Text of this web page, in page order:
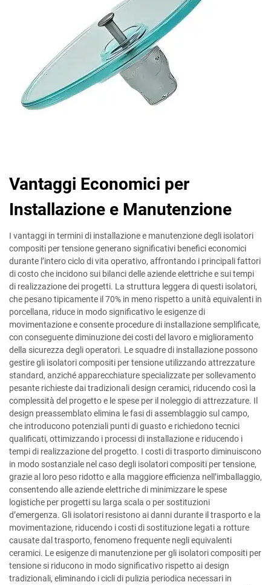
Vantaggi Economici per
Installazione e Manutenzione
I vantaggi in termini di installazione e manutenzione degli isolatori
compositi per tensione generano significativi benefici economici
durante l’intero ciclo di vita operativo, affrontando i principali fattori
di costo che incidono sui bilanci delle aziende elettriche e sui tempi
di realizzazione dei progetti. La struttura leggera di questi isolatori,
che pesano tipicamente il 70% in meno rispetto a unità equivalenti in
porcellana, riduce in modo significativo le esigenze di
movimentazione e consente procedure di installazione semplificate,
con conseguente diminuzione dei costi del lavoro e miglioramento
della sicurezza degli operatori. Le squadre di installazione possono
gestire gli isolatori compositi per tensione utilizzando attrezzature
standard, anziché apparecchiature specializzate per sollevamento
pesante richieste dai tradizionali design ceramici, riducendo così la
complessità del progetto e le spese per il noleggio di attrezzature. Il
design preassemblato elimina le fasi di assemblaggio sul campo,
che introducono potenziali punti di guasto e richiedono tecnici
qualificati, ottimizzando i processi di installazione e riducendo i
tempi di realizzazione del progetto. I costi di trasporto diminuiscono
in modo sostanziale nel caso degli isolatori compositi per tensione,
grazie al loro peso ridotto e alla maggiore efficienza nell’imballaggio,
consentendo alle aziende elettriche di minimizzare le spese
logistiche per progetti su larga scala o per sostituzioni
d’emergenza. Gli isolatori resistono ai danni durante il trasporto e la
movimentazione, riducendo i costi di sostituzione legati a rotture
causate dal trasporto, fenomeno frequente negli equivalenti
ceramici. Le esigenze di manutenzione per gli isolatori compositi per
tensione si riducono in modo significativo rispetto ai design
tradizionali, eliminando i cicli di pulizia periodica necessari in